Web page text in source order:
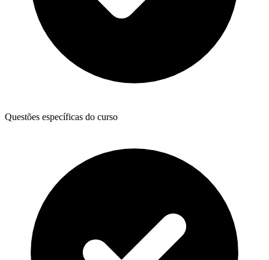
Questões específicas do curso